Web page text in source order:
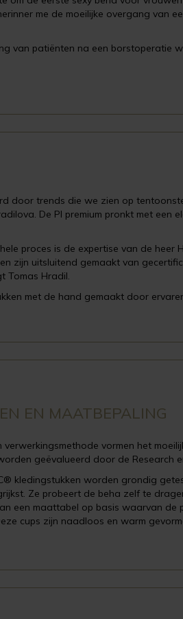
me de moeilijke overgang van
van patiënten na een borstoperatie
door trends die we zien op
De PI premium pronkt met een
proces is de expertise van de heer
zijn uitsluitend gemaakt van
Tomas Hradil.
met de hand gemaakt door
EN MAATBEPALING
verwerkingsmethode vormen het
geëvalueerd door de Research
kledingstukken worden grondig
Ze probeert de beha zelf te
een maattabel op basis waarvan
cups zijn naadloos en warm